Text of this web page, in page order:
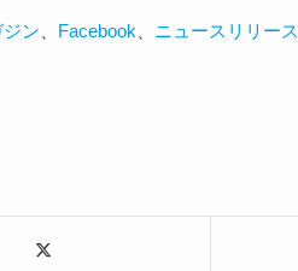
ジン Facebook ニュースリリース